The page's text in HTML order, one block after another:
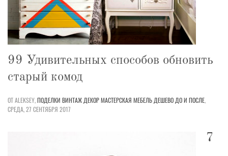
99 Удивительных способов обновить
старый комод
ОТ ALEKSEY,ПОДЕЛКИ ВИНТАЖ ДЕКОРМАСТЕРСКАЯ МЕБЕЛЬ ДЕШЕВО ДО И ПОСЛЕ,
СРЕДА, 27 СЕНТЯБРЯ 2017
7